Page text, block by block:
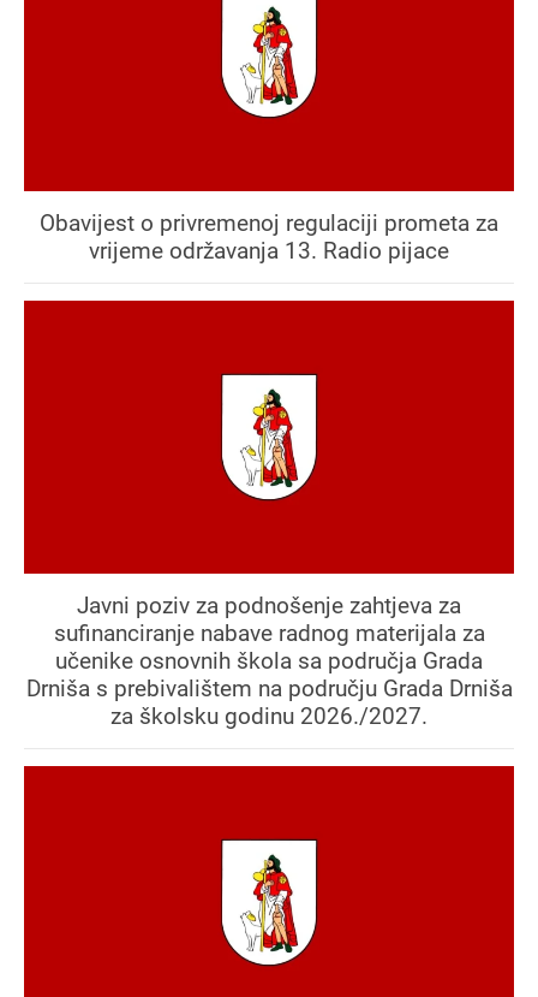
Obavijest o privremenoj regulaciji prometa za
vrijeme održavanja 13. Radio pijace
Javni poziv za podnošenje zahtjeva za
sufinanciranje nabave radnog materijala za
učenike osnovnih škola sa područja Grada
Drniša s prebivalištem na području Grada Drniša
za školsku godinu 2026./2027.